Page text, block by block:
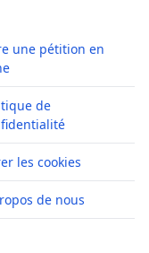
une pétition en
de
les cookies
de nous